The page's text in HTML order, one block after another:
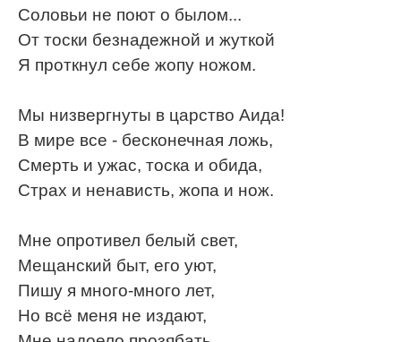
Соловьи не поют о былом...
От тоски безнадежной и жуткой
Я проткнул себе жопу ножом.
Мы низвергнуты в царство Аида!
В мире все - бесконечная ложь,
Смерть и ужас, тоска и обида,
Страх и ненависть, жопа и нож.
Мне опротивел белый свет,
Мещанский быт, его уют,
Пишу я много-много лет,
Но всё меня не издают,